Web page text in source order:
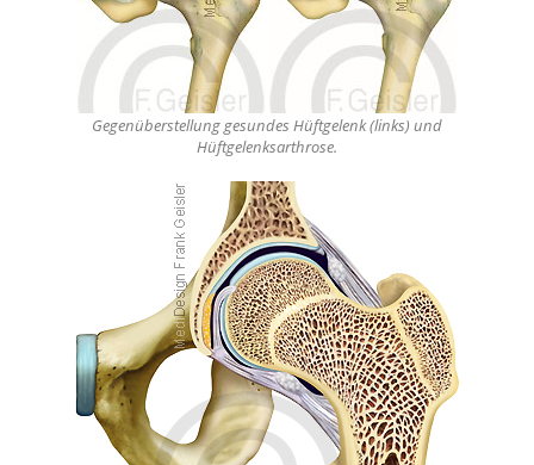
Gegenüberstellung gesundes Hüftgelenk (links) und
Hüftgelenksarthrose.